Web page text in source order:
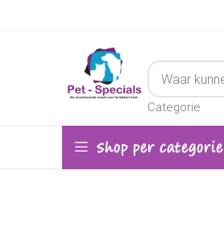
Categorie
Shop per categorie